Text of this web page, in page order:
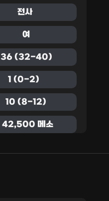
전사
여
36 (32-40)
1 (0-2)
10 (8-12)
42,500 메소